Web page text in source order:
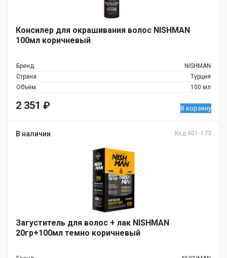
Консилер для окрашивания волос NISHMAN
100мл коричневый
Бренд
NISHMAN
Страна
Турция
Объём
100 мл
2 351 ₽ В корзину
В наличии Код 401-173
Загуститель для волос + лак NISHMAN
20гр+100мл темно коричневый